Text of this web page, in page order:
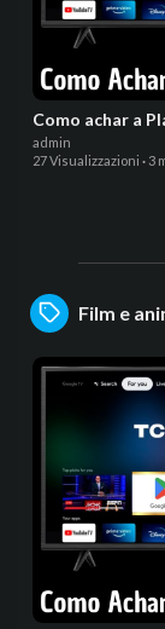
Como achar a
admin
27 Visualizzazioni · 3
Film e